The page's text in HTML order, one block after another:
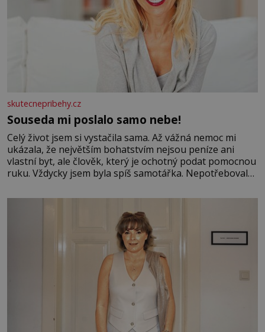
skutecnepribehy.cz
Souseda mi poslalo samo nebe!
Celý život jsem si vystačila sama. Až vážná nemoc mi
ukázala, že největším bohatstvím nejsou peníze ani
vlastní byt, ale člověk, který je ochotný podat pomocnou
ruku. Vždycky jsem byla spíš samotářka. Nepotřebovala
mi knihy, práce a hlavně klid. Hned po studiích jsem